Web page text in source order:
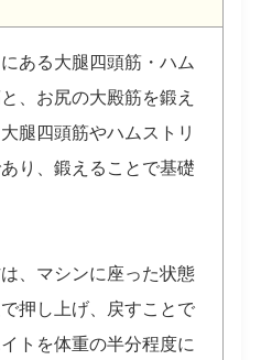
ある大腿四頭筋・ハム
、お尻の大殿筋を鍛え
腿四頭筋やハムストリ
り、鍛えることで基礎
、マシンに座った状態
押し上げ、戻すことで
トを体重の半分程度に